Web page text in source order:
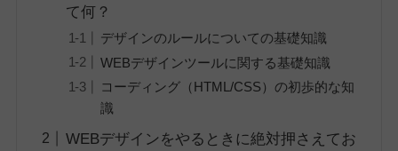
て何？
デザインのルールについての基礎知識
WEBデザインツールに関する基礎知識
コーディング（HTML/CSS）の初歩的な知
識
WEBデザインをやるときに絶対押さえてお